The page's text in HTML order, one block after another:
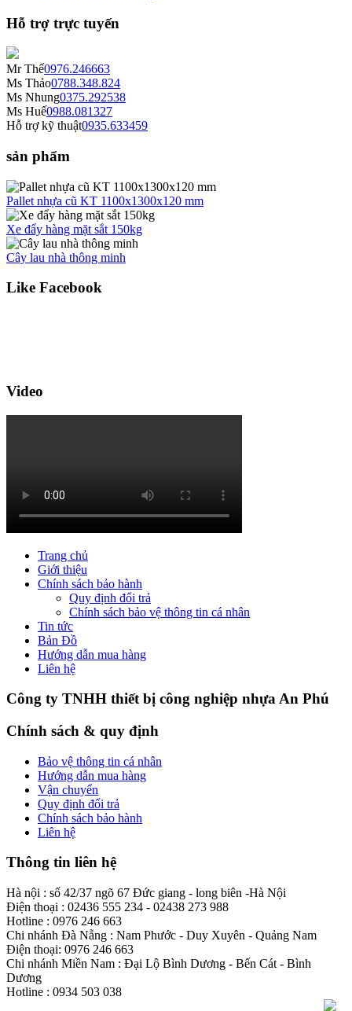
Hỗ trợ trực tuyến
Mr Thế0976.246663
Ms Thảo0788.348.824
Ms Nhung0375.292538
Ms Huế0988.081327
Hỗ trợ kỹ thuật0935.633459
sản phẩm
Pallet nhựa cũ KT 1100x1300x120 mm
Xe đẩy hàng mặt sắt 150kg
Cây lau nhà thông minh
Like Facebook
Video
Trang chủ
Giới thiệu
Chính sách bảo hành
Quy định đổi trả
Chính sách bảo vệ thông tin cá nhân
Tin tức
Bản Đồ
Hướng dẫn mua hàng
Liên hệ
Công ty TNHH thiết bị công nghiệp nhựa An Phú
Chính sách & quy định
Bảo vệ thông tin cá nhân
Hướng dẫn mua hàng
Vận chuyển
Quy định đổi trả
Chính sách bảo hành
Liên hệ
Thông tin liên hệ
Hà nội : số 42/37 ngõ 67 Đức giang - long biên -Hà Nội
Điện thoại : 02436 555 234 - 02438 273 988
Hotline : 0976 246 663
Chi nhánh Đà Nẵng : Nam Phước - Duy Xuyên - Quảng Nam
Điện thoại: 0976 246 663
Chi nhánh Miền Nam : Đại Lộ Bình Dương - Bến Cát - Bình
Dương
Hotline : 0934 503 038